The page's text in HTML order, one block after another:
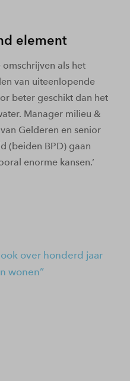
element
als het
van uiteenlopende
beter geschikt dan het
Manager milieu &
Gelderen en senior
(beiden BPD) gaan
enorme kansen.’
over honderd jaar
wonen